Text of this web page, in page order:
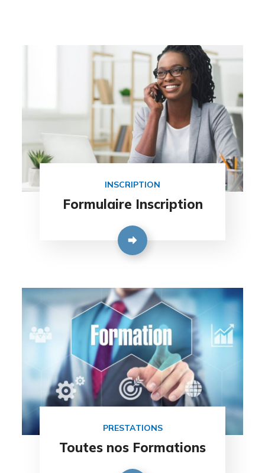
INSCRIPTION
Formulaire Inscription
PRESTATIONS
Toutes nos Formations